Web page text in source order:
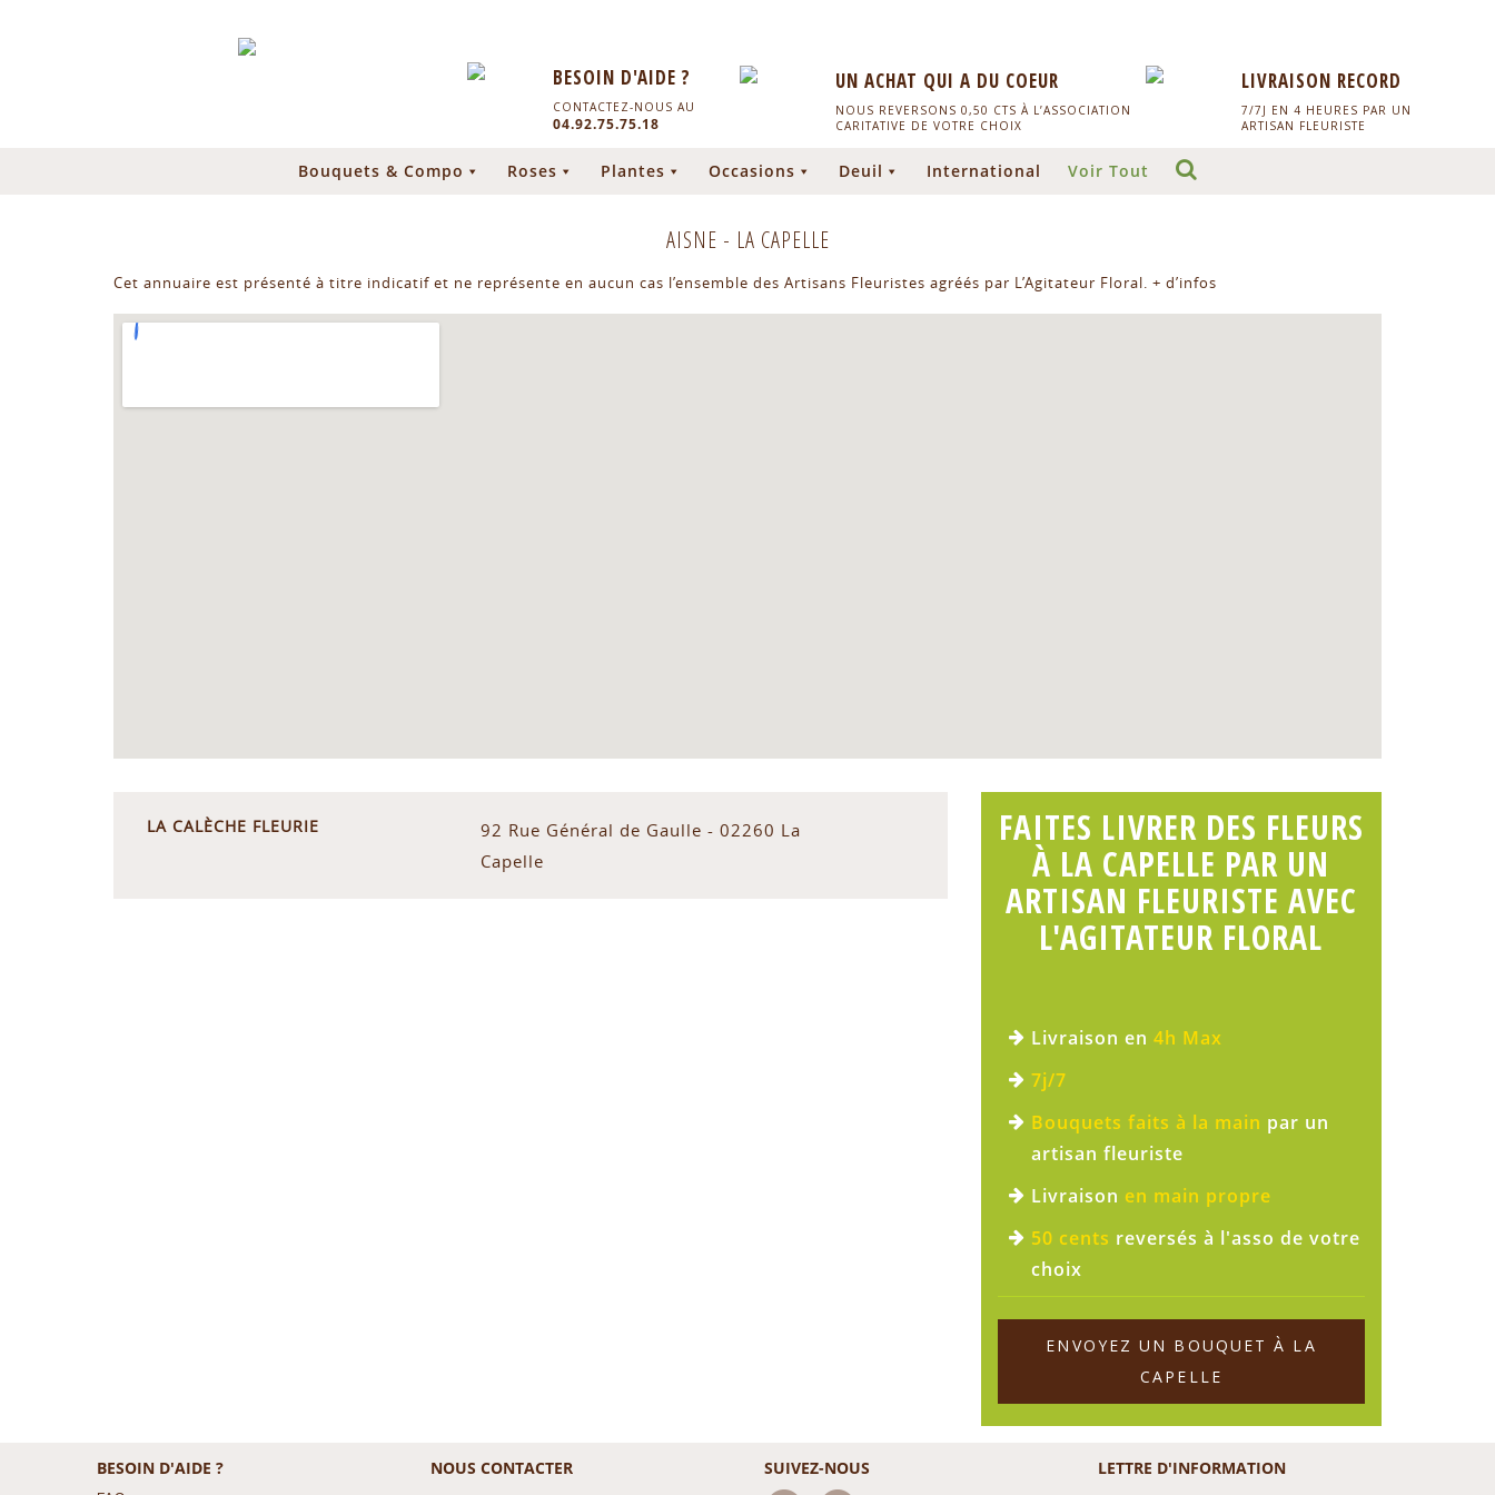
BESOIN D'AIDE ?
CONTACTEZ-NOUS AU
04.92.75.75.18
UN ACHAT QUI A DU COEUR
NOUS REVERSONS 0,50 CTS À L’ASSOCIATION
CARITATIVE DE VOTRE CHOIX
LIVRAISON RECORD
7/7J EN 4 HEURES PAR UN
ARTISAN FLEURISTE
Bouquets & Compo Roses Plantes Occasions Deuil International Voir Tout
AISNE - LA CAPELLE
Cet annuaire est présenté à titre indicatif et ne représente en aucun cas l’ensemble des Artisans Fleuristes agréés par L’Agitateur Floral. + d’infos
LA CALÈCHE FLEURIE
92 Rue Général de Gaulle - 02260 La
Capelle
FAITES LIVRER DES FLEURS
À LA CAPELLE PAR UN
ARTISAN FLEURISTE AVEC
L'AGITATEUR FLORAL
Livraison en 4h Max
7j/7
Bouquets faits à la main par un
artisan fleuriste
Livraison en main propre
50 cents reversés à l'asso de votre
choix
ENVOYEZ UN BOUQUET À LA
CAPELLE
BESOIN D'AIDE ? NOUS CONTACTER SUIVEZ-NOUS LETTRE D'INFORMATION